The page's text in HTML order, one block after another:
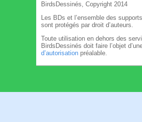
BirdsDessinés, Copyright 2014
Les BDs et l’ensemble des
sont protégés par droit d’auteurs.
Toute utilisation en dehors des
BirdsDessinés doit faire l’objet
d’autorisation préalable.